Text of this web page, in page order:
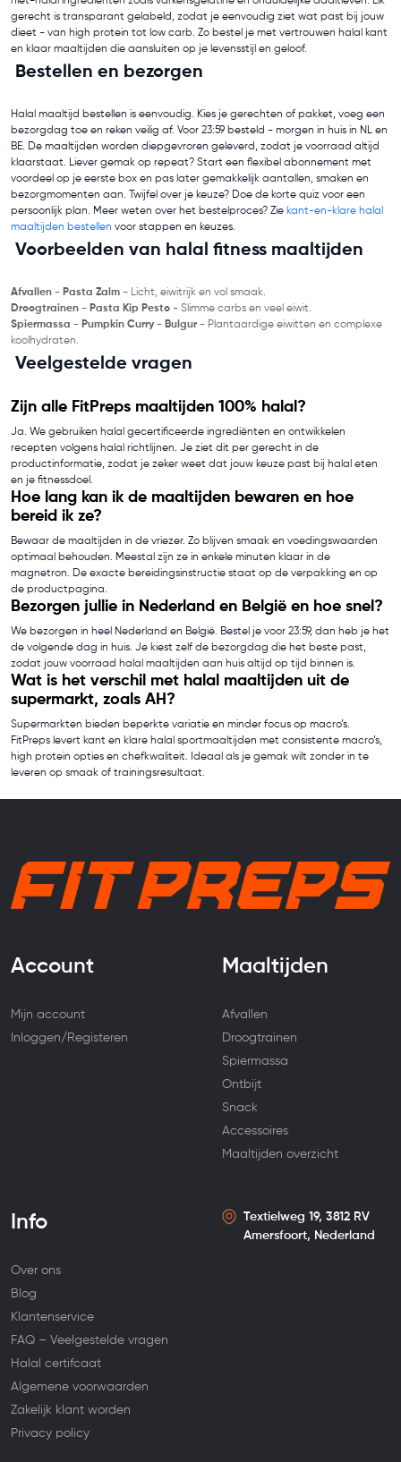
gerecht is transparant gelabeld, zodat je eenvoudig ziet wat past bij jouw
dieet - van high protein tot low carb. Zo bestel je met vertrouwen halal kant
en klaar maaltijden die aansluiten op je levensstijl en geloof.
Bestellen en bezorgen
Halal maaltijd bestellen is eenvoudig. Kies je gerechten of pakket, voeg een
bezorgdag toe en reken veilig af. Voor 23:59 besteld - morgen in huis in NL en
BE. De maaltijden worden diepgevroren geleverd, zodat je voorraad altijd
klaarstaat. Liever gemak op repeat? Start een flexibel abonnement met
voordeel op je eerste box en pas later gemakkelijk aantallen, smaken en
bezorgmomenten aan. Twijfel over je keuze? Doe de korte quiz voor een
persoonlijk plan. Meer weten over het bestelproces? Zie kant-en-klare halal
maaltijden bestellen voor stappen en keuzes.
Voorbeelden van halal fitness maaltijden
Afvallen - Pasta Zalm - Licht, eiwitrijk en vol smaak.
Droogtrainen - Pasta Kip Pesto - Slimme carbs en veel eiwit.
Spiermassa - Pumpkin Curry - Bulgur - Plantaardige eiwitten en complexe
koolhydraten.
Veelgestelde vragen
Zijn alle FitPreps maaltijden 100% halal?
Ja. We gebruiken halal gecertificeerde ingrediënten en ontwikkelen
recepten volgens halal richtlijnen. Je ziet dit per gerecht in de
productinformatie, zodat je zeker weet dat jouw keuze past bij halal eten
en je fitnessdoel.
Hoe lang kan ik de maaltijden bewaren en hoe
bereid ik ze?
Bewaar de maaltijden in de vriezer. Zo blijven smaak en voedingswaarden
optimaal behouden. Meestal zijn ze in enkele minuten klaar in de
magnetron. De exacte bereidingsinstructie staat op de verpakking en op
de productpagina.
Bezorgen jullie in Nederland en België en hoe snel?
We bezorgen in heel Nederland en België. Bestel je voor 23:59, dan heb je het
de volgende dag in huis. Je kiest zelf de bezorgdag die het beste past,
zodat jouw voorraad halal maaltijden aan huis altijd op tijd binnen is.
Wat is het verschil met halal maaltijden uit de
supermarkt, zoals AH?
Supermarkten bieden beperkte variatie en minder focus op macro’s.
FitPreps levert kant en klare halal sportmaaltijden met consistente macro’s,
high protein opties en chefkwaliteit. Ideaal als je gemak wilt zonder in te
leveren op smaak of trainingsresultaat.
Account
Mijn account
Inloggen/Registeren
Maaltijden
Afvallen
Droogtrainen
Spiermassa
Ontbijt
Snack
Accessoires
Maaltijden overzicht
Info
Over ons
Blog
Klantenservice
FAQ – Veelgestelde vragen
Halal certifcaat
Algemene voorwaarden
Zakelijk klant worden
Privacy policy
Textielweg 19, 3812 RV
Amersfoort, Nederland